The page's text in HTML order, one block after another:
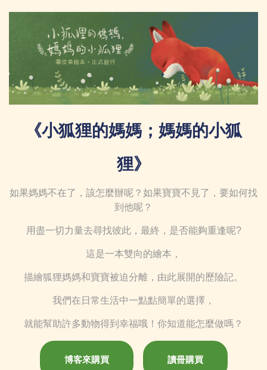
《小狐狸的媽媽；媽媽的小狐
狸》
如果媽媽不在了，該怎麼辦呢？如果寶寶不見了，要如何找
到他呢？
用盡一切力量去尋找彼此，最終，是否能夠重逢呢?
這是一本雙向的繪本，
描繪狐狸媽媽和寶寶被迫分離，由此展開的歷險記。
我們在日常生活中一點點簡單的選擇，
就能幫助許多動物得到幸福哦！你知道能怎麼做嗎？
博客來購買 讀冊購買